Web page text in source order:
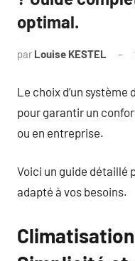
optimal.
par Louise KESTEL
Le choix d’un
pour garantir un
ou en entreprise.
Voici un guide détaillé
adapté à vos besoins.